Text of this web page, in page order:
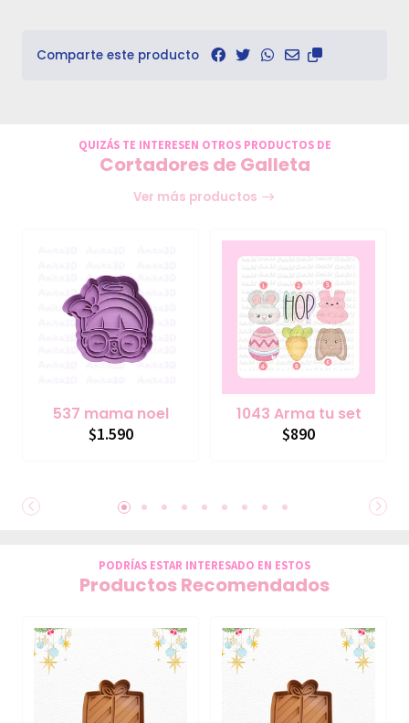
Comparte este producto
QUIZÁS TE INTERESEN OTROS PRODUCTOS DE
Cortadores de Galleta
Ver más productos
537 mama noel
$1.590
1043 Arma tu set
$890
PODRÍAS ESTAR INTERESADO EN ESTOS
Productos Recomendados